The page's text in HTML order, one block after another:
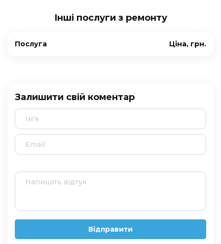
Інші послуги з ремонту
Послуга Ціна, грн.
Залишити свій коментар
Відправити